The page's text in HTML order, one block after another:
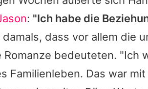
: "Ich habe die
dass vor allem die
Romanze bedeuteten. "Ich
Familienleben. Das war